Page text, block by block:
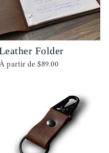
Folder
À partir de$89.00